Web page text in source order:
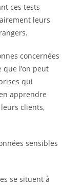
ces tests
leurs
concernées
l’on peut
qui
apprendre
clients,
sensibles
se situent à